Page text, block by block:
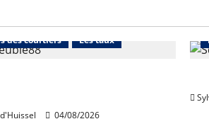
des courtiers
Les taux
04/08/2026